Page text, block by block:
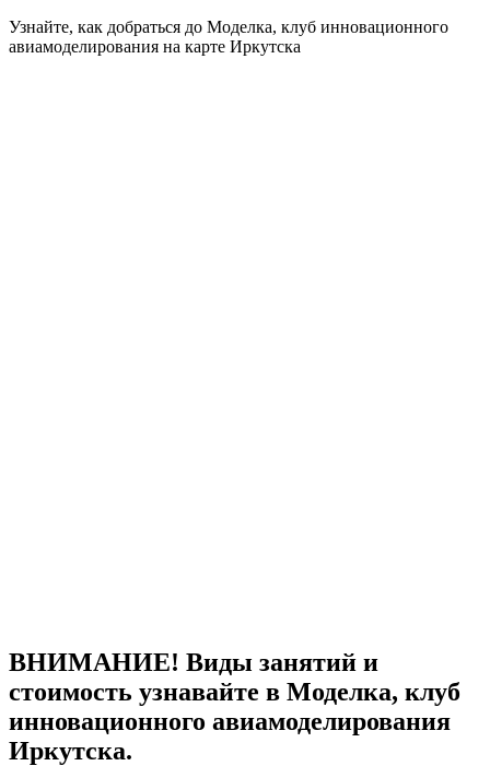
Узнайте, как добраться до Моделка, клуб инновационного
авиамоделирования на карте Иркутска
ВНИМАНИЕ! Виды занятий и
стоимость узнавайте в Моделка, клуб
инновационного авиамоделирования
Иркутска.